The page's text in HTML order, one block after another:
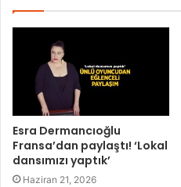
Esra Dermancıoğlu
Fransa’dan paylaştı! ‘Lokal
dansımızı yaptık’
Haziran 21, 2026